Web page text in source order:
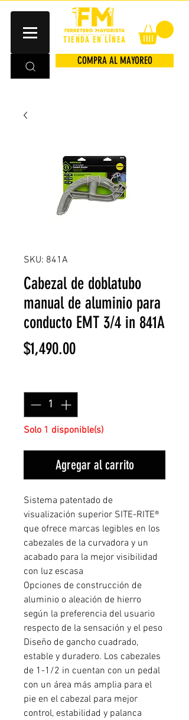
TIENDA EN LÍNEA
COMPRA AL MAYOREO
SKU: 841A
Cabezal de doblatubo
manual de aluminio para
conducto EMT 3/4 in 841A
$1,490.00Precio
Solo 1 disponible(s)
Agregar al carrito
Sistema patentado de
visualización superior SITE-RITE®
que ofrece marcas legibles en los
cabezales de la curvadora y un
acabado para la mejor visibilidad
con luz escasa
Opciones de construcción de
aluminio o aleación de hierro
según la preferencia del usuario
respecto de la sensación y el peso
Diseño de gancho cuadrado,
estable y duradero. Los cabezales
de 1-1/2 in cuentan con un pedal
con un área más amplia para el
pie en el cabezal para mejor
control, estabilidad y palanca